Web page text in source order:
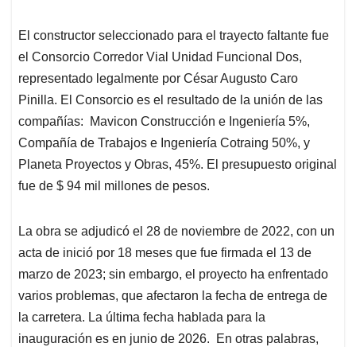
El constructor seleccionado para el trayecto faltante fue
el Consorcio Corredor Vial Unidad Funcional Dos,
representado legalmente por César Augusto Caro
Pinilla. El Consorcio es el resultado de la unión de las
compañías: Mavicon Construcción e Ingeniería 5%,
Compañía de Trabajos e Ingeniería Cotraing 50%, y
Planeta Proyectos y Obras, 45%. El presupuesto original
fue de $ 94 mil millones de pesos.
La obra se adjudicó el 28 de noviembre de 2022, con un
acta de inició por 18 meses que fue firmada el 13 de
marzo de 2023; sin embargo, el proyecto ha enfrentado
varios problemas, que afectaron la fecha de entrega de
la carretera. La última fecha hablada para la
inauguración es en junio de 2026. En otras palabras,